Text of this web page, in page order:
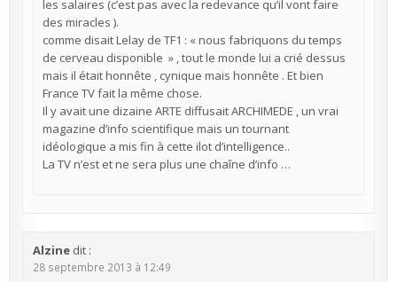
les salaires (c’est pas avec la redevance qu’il vont faire
des miracles ).
comme disait Lelay de TF1 : « nous fabriquons du temps
de cerveau disponible » , tout le monde lui a crié dessus
mais il était honnête , cynique mais honnête . Et bien
France TV fait la même chose.
Il y avait une dizaine ARTE diffusait ARCHIMEDE , un vrai
magazine d’info scientifique mais un tournant
idéologique a mis fin à cette ilot d’intelligence..
La TV n’est et ne sera plus une chaîne d’info …
Alzine dit :
28 septembre 2013 à 12:49